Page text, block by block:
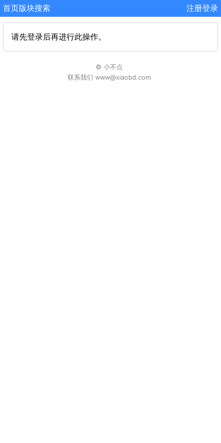
首页版块搜索 注册登录
请先登录后再进行此操作。
© 小不点
联系我们 www@xiaobd.com